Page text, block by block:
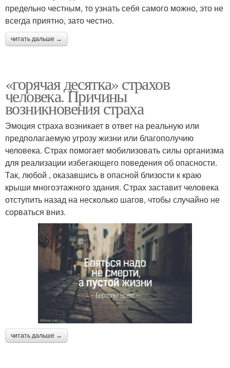
предельно честным, то узнать себя самого можно, это не
всегда приятно, зато честно.
читать дальше →
«горячая десятка» страхов
человека. Причины
возникновения страха
Эмоция страха возникает в ответ на реальную или
предполагаемую угрозу жизни или благополучию
человека. Страх помогает мобилизовать силы организма
для реализации избегающего поведения об опасности.
Так, любой , оказавшись в опасной близости к краю
крыши многоэтажного здания. Страх заставит человека
отступить назад на несколько шагов, чтобы случайно не
сорваться вниз.
читать дальше →